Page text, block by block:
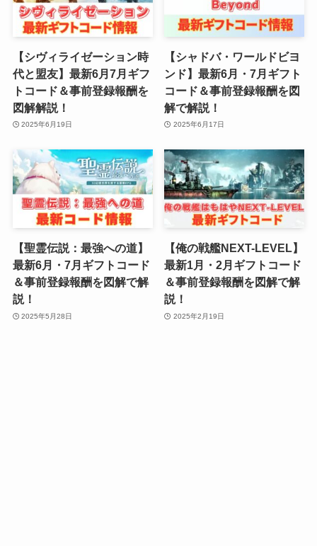
【シヴィライゼーション時
代と盟友】最新6月7月ギフ
トコード＆事前登録報酬を
図解解説！
2025年6月19日
【シャドバ・ワールドビヨ
ンド】最新6月・7月ギフト
コード＆事前登録報酬を図
解で解説！
2025年6月17日
【聖霊伝説：最強への道】
最新6月・7月ギフトコード
＆事前登録報酬を図解で解
説！
2025年5月28日
【俺の戦艦NEXT-LEVEL】
最新1月・2月ギフトコード
＆事前登録報酬を図解で解
説！
2025年2月19日